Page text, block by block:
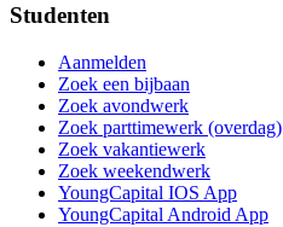
Studenten
Aanmelden
Zoek een bijbaan
Zoek avondwerk
Zoek parttimewerk (overdag)
Zoek vakantiewerk
Zoek weekendwerk
YoungCapital IOS App
YoungCapital Android App